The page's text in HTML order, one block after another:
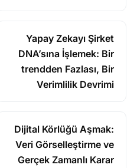
Yapay Zekayı Şirket
DNA’sına İşlemek: Bir
trendden Fazlası, Bir
Verimlilik Devrimi
Dijital Körlüğü Aşmak:
Veri Görselleştirme ve
Gerçek Zamanlı Karar